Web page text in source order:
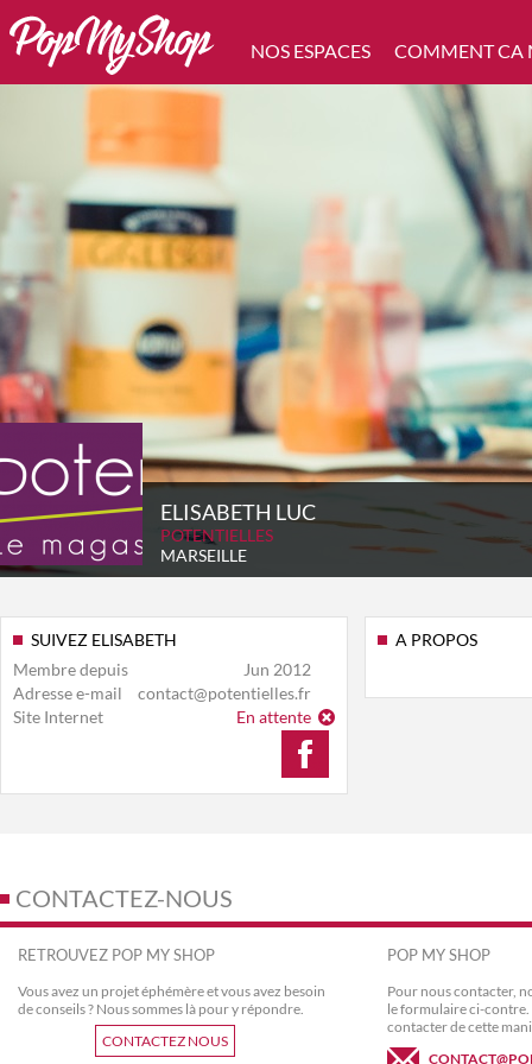
NOS ESPACES COMMENT CA
ELISABETH LUC
POTENTIELLES
MARSEILLE
SUIVEZ ELISABETH
Membre depuis
Jun 2012
Adresse e-mail
contact@potentielles.fr
Site Internet
En attente
A PROPOS
CONTACTEZ-NOUS
RETROUVEZ POP MY SHOP
Vous avez un projet éphémère et vous avez besoin
de conseils ? Nous sommes là pour y répondre.
CONTACTEZ NOUS
POP MY SHOP
Pour nous contacter,
le formulaire ci-contre.
contacter de cette